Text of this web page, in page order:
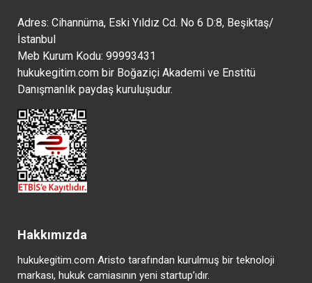
Adres: Cihannüma, Eski Yıldız Cd. No 6 D:8, Beşiktaş/
İstanbul
Meb Kurum Kodu: 99993431
hukukegitim.com bir Boğaziçi Akademi ve Enstitü
Danışmanlık paydaş kuruluşudur.
Hakkımızda
hukukegitim.com Aristo tarafından kurulmuş bir teknoloji
markası, hukuk camiasının yeni startup’ıdır.